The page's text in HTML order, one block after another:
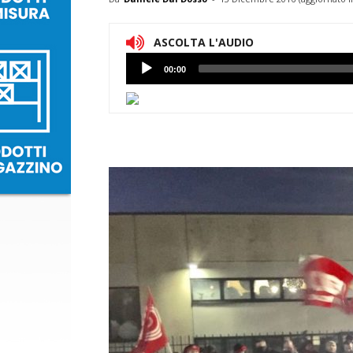
ASCOLTA L'AUDIO
Lettore
Audio
00:00